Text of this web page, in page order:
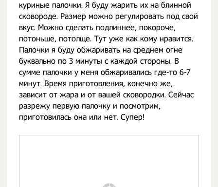
куриные палочки. Я буду жарить их на блинной
сковороде. Размер можно регулировать под свой
вкус. Можно сделать подлиннее, покороче,
потоньше, потолще. Тут уже как кому нравится.
Палочки я буду обжаривать на среднем огне
буквально по 3 минуты с каждой стороны. В
сумме палочки у меня обжаривались где-то 6-7
минут. Время приготовления, конечно же,
зависит от жара и от вашей сковородки. Сейчас
разрежу первую палочку и посмотрим,
приготовилась она или нет. Супер!